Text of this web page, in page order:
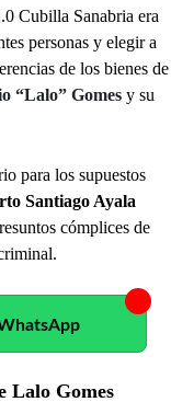
Cubilla Sanabria era
personas y elegir a
de los bienes de
“Lalo” Gomes y su
para los supuestos
Santiago Ayala
cómplices de
Lalo Gomes